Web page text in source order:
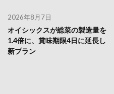
2026年8月7日
オイシックスが総菜の製造量を
1.4倍に、賞味期限4日に延長し
新プラン